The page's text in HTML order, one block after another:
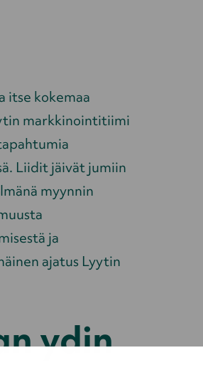
itse kokemaa
markkinointitiimi
Liidit jäivät jumiin
myynnin
ja
ajatus Lyytin
ydin